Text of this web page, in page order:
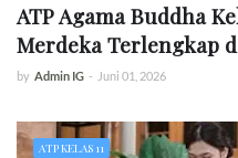
ATP Agama Buddha
Merdeka Terlengkap
by Admin IG - Juni 01, 2026
ATP KELAS 11